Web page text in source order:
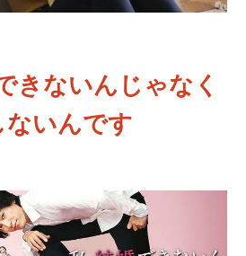
きないんじゃなく
ないんです